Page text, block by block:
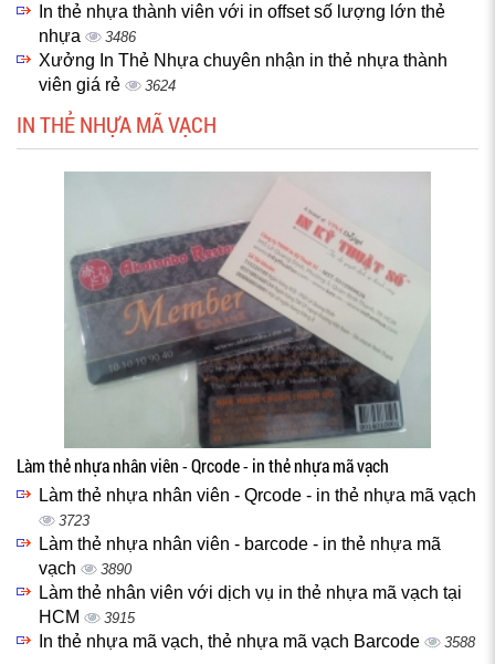
In thẻ nhựa thành viên với in offset số lượng lớn thẻ
nhựa
3486
Xưởng In Thẻ Nhựa chuyên nhận in thẻ nhựa thành
viên giá rẻ
3624
IN THẺ NHỰA MÃ VẠCH
Làm thẻ nhựa nhân viên - Qrcode - in thẻ nhựa mã vạch
Làm thẻ nhựa nhân viên - Qrcode - in thẻ nhựa mã vạch
3723
Làm thẻ nhựa nhân viên - barcode - in thẻ nhựa mã
vạch
3890
Làm thẻ nhân viên với dịch vụ in thẻ nhựa mã vạch tại
HCM
3915
In thẻ nhựa mã vạch, thẻ nhựa mã vạch Barcode 3588